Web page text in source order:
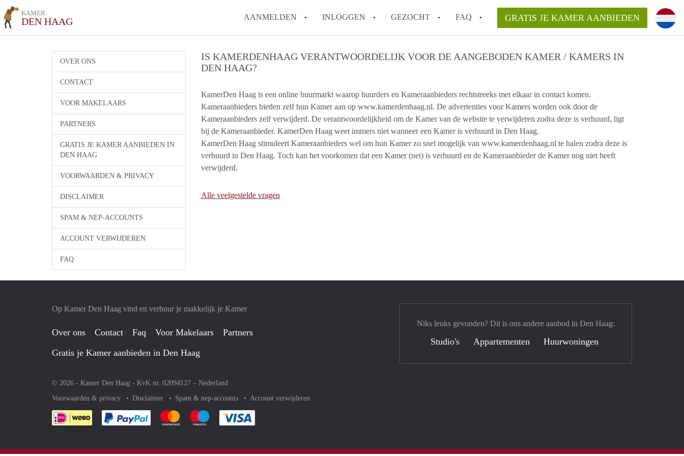
KAMER
DEN HAAG AANMELDEN INLOGGEN GEZOCHT FAQ
How to translate KamerDenHaag!
Wat is de privacyverklaring van KamerDenHaag?
Berekent KamerDenHaag makelaarsvergoeding/bemiddelingsvergoeding?
Alle veelgestelde vragen
GRATIS JE KAMER AANBIEDEN
OVER ONS
CONTACT
VOOR MAKELAARS
PARTNERS
GRATIS JE KAMER AANBIEDEN IN
DEN HAAG
VOORWAARDEN & PRIVACY
DISCLAIMER
SPAM & NEP-ACCOUNTS
ACCOUNT VERWIJDEREN
FAQ
IS KAMERDENHAAG VERANTWOORDELIJK VOOR DE AANGEBODEN KAMER / KAMERS IN
DEN HAAG?
KamerDen Haag is een online huurmarkt waarop huurders en Kameraanbieders rechtstreeks met elkaar in contact komen.
Kameraanbieders bieden zelf hun Kamer aan op www.kamerdenhaag.nl. De advertenties voor Kamers worden ook door de
Kameraanbieders zelf verwijderd. De verantwoordelijkheid om de Kamer van de website te verwijderen zodra deze is verhuurd, ligt
bij de Kameraanbieder. KamerDen Haag weet immers niet wanneer een Kamer is verhuurd in Den Haag.
KamerDen Haag stimuleert Kameraanbieders wel om hun Kamer zo snel mogelijk van www.kamerdenhaag.nl te halen zodra deze is
verhuurd in Den Haag. Toch kan het voorkomen dat een Kamer (net) is verhuurd en de Kameraanbieder de Kamer nog niet heeft
verwijderd.
Alle veelgestelde vragen
Op Kamer Den Haag vind en verhuur je makkelijk je Kamer
Over ons Contact Faq Voor Makelaars
Partners
Gratis je Kamer aanbieden in Den Haag
© 2026 - Kamer Den Haag - KvK nr. 02094127 – Nederland
Voorwaarden & privacy
Disclaimer Spam & nep-accounts Account verwijderen
Je rekent gemakkelijk af met Paypal
Je rekent gemakkelijk af met Mastercard
Je rekent gemakkelijk af met Meastro
Niks leuks gevonden? Dit is ons andere aanbod in Den Haag:
Studio's Appartementen Huurwoningen